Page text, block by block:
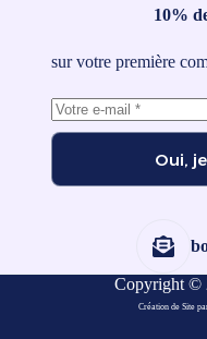
10%
sur votre première
Oui,
Copyright ©
Création de Site